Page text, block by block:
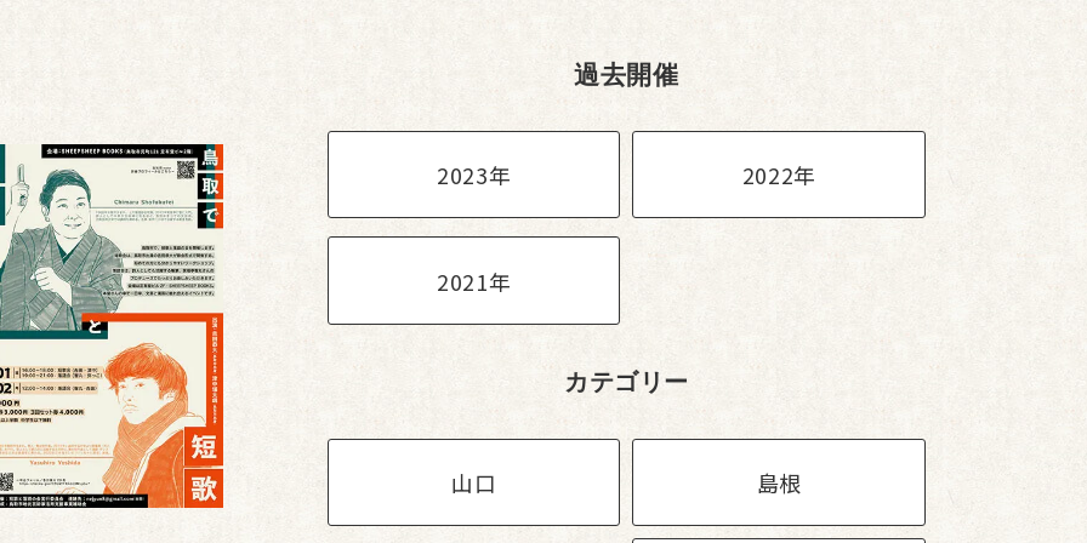
過去開催
2023年 2022年
2021年
カテゴリー
山口 島根